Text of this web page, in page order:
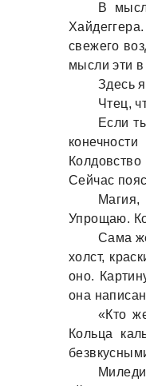
В
свежего
мысли эти
Здесь
Чтец,
Если
Сейчас
Упрощаю.
Сама
холст,
оно.
она
«Кто
Кольца